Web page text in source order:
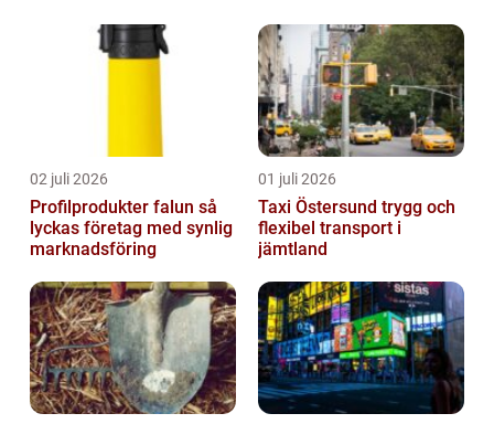
02 juli 2026
Profilprodukter falun så
lyckas företag med synlig
marknadsföring
01 juli 2026
Taxi Östersund trygg och
flexibel transport i
jämtland